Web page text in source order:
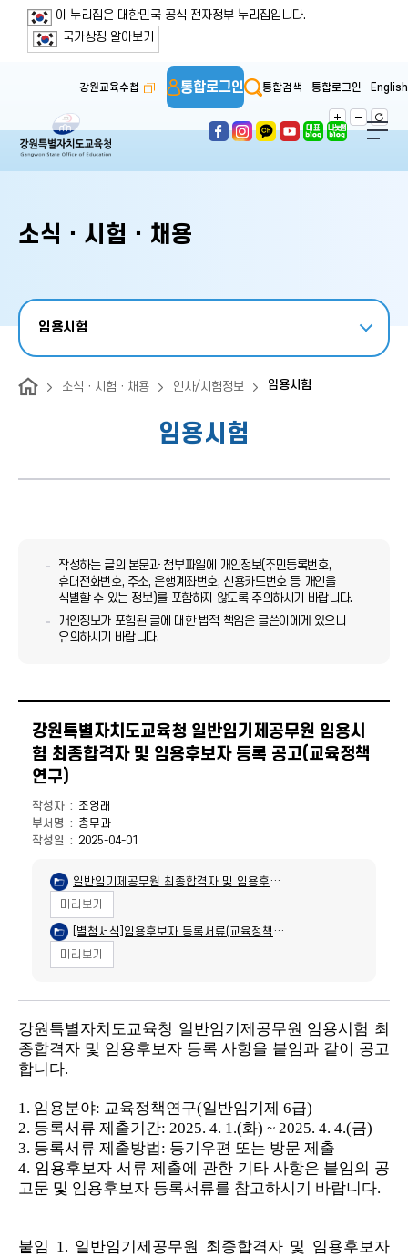
본문 바로가기
주메뉴 바로가기
보조메뉴 바로가기
푸터 바로가기
이 누리집은 대한민국 공식 전자정부 누리집입니다.
국가상징 알아보기
강원교육수첩 통합로그인 통합검색 통합로그인 English
소식ㆍ시험ㆍ채용
임용시험
소식ㆍ시험ㆍ채용 인사/시험정보 임용시험
임용시험
작성하는 글의 본문과 첨부파일에 개인정보(주민등록번호,
휴대전화번호, 주소, 은행계좌번호, 신용카드번호 등 개인을
식별할 수 있는 정보)를 포함하지 않도록 주의하시기 바랍니다.
개인정보가 포함된 글에 대한 법적 책임은 글쓴이에게 있으니
유의하시기 바랍니다.
강원특별자치도교육청 일반임기제공무원 임용시
험 최종합격자 및 임용후보자 등록 공고(교육정책
연구)
작성자
조영래
부서명
총무과
작성일
2025-04-01
일반임기제공무원 최종합격자 및 임용후보
자 등록 공고(교육정책연구).hwp
미리보기
[별첨서식]임용후보자 등록서류(교육정책연
구).hwp
미리보기
강원특별자치도교육청 일반임기제공무원 임용시험 최
종합격자 및 임용후보자 등록 사항을 붙임과 같이 공고
합니다.
1. 임용분야: 교육정책연구(일반임기제 6급)
2. 등록서류 제출기간: 2025. 4. 1.(화) ~ 2025. 4. 4.(금)
3. 등록서류 제출방법: 등기우편 또는 방문 제출
4. 임용후보자 서류 제출에 관한 기타 사항은 붙임의 공
고문 및 임용후보자 등록서류를 참고하시기 바랍니다.
붙임 1. 일반임기제공무원 최종합격자 및 임용후보자